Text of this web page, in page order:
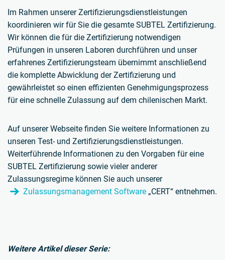
Im Rahmen unserer Zertifizierungsdienstleistungen
koordinieren wir für Sie die gesamte SUBTEL Zertifizierung.
Wir können die für die Zertifizierung notwendigen
Prüfungen in unseren Laboren durchführen und unser
erfahrenes Zertifizierungsteam übernimmt anschließend
die komplette Abwicklung der Zertifizierung und
gewährleistet so einen effizienten Genehmigungsprozess
für eine schnelle Zulassung auf dem chilenischen Markt.
Auf unserer Webseite finden Sie weitere Informationen zu
unseren Test- und Zertifizierungsdienstleistungen.
Weiterführende Informationen zu den Vorgaben für eine
SUBTEL Zertifizierung sowie vieler anderer
Zulassungsregime können Sie auch unserer
Zulassungsmanagement Software „CERT“ entnehmen.
Weitere Artikel dieser Serie: